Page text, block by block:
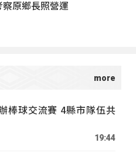
原鄉長照營運
棒球交流賽 4縣市隊伍共
19:44